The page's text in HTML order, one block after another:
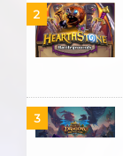
2
3